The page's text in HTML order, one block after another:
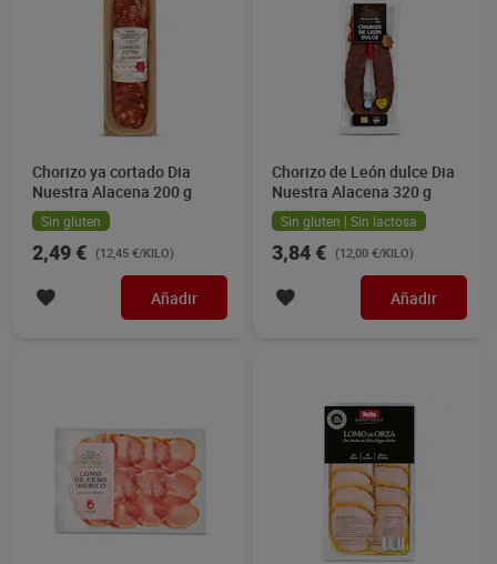
Chorizo ya cortado Dia
Nuestra Alacena 200 g
Sin gluten
2,49 € (12,45 €/KILO)
Añadir
Chorizo de León dulce Dia
Nuestra Alacena 320 g
Sin gluten | Sin lactosa
3,84 € (12,00 €/KILO)
Añadir